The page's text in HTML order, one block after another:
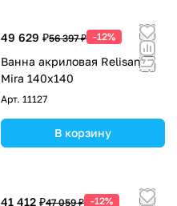
49 629 ₽56 397 ₽ -12%
Ванна акриловая Relisan
Mira 140х140
Арт. 11127
В корзину
41 412 ₽47 059 ₽ -12%